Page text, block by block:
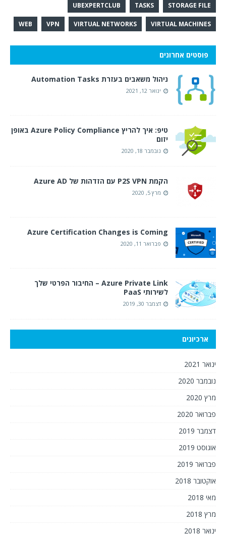
STORAGE FILE
TASKS
UBEXPERTCLUB
VIRTUAL MACHINES
VIRTUAL NETWORKS
VPN
WEB
פוסטים אחרונים
ניהול משאבים בעזרת Automation Tasks
ינואר 12, 2021
טיפ: איך להריץ Azure Policy Compliance באופן
יזום
נובמבר 18, 2020
הקמת P2S VPN עם הזדהות של Azure AD
מרץ 5, 2020
Azure Certification Changes is Coming
פברואר 11, 2020
Azure Private Link – החיבור הפרטי שלך
לשירותי PaaS
דצמבר 30, 2019
ארכיונים
ינואר 2021
נובמבר 2020
מרץ 2020
פברואר 2020
דצמבר 2019
אוגוסט 2019
פברואר 2019
אוקטובר 2018
מאי 2018
מרץ 2018
ינואר 2018